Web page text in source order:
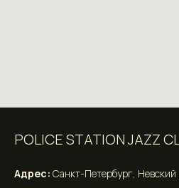
POLICE STATION JAZZ
Адрес: Санкт-Петербург,